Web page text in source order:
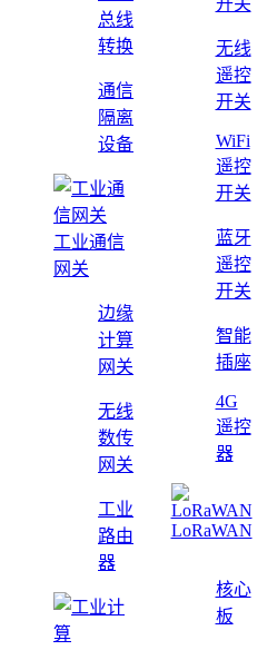
总线
转换
通信
隔离
设备
工业通信
网关
边缘
计算
网关
无线
数传
网关
工业
路由
器
无线
遥控
开关
WiFi
遥控
开关
蓝牙
遥控
开关
智能
插座
4G
遥控
器
LoRaWAN
核心
板